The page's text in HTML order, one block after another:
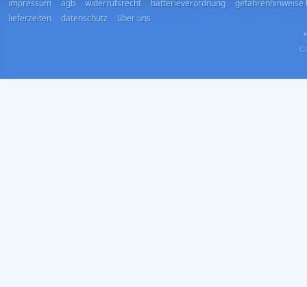
impressum agb widerrufsrecht batterieverordnung
gefahrenhinweise
lieferzeiten
datenschutz
über uns